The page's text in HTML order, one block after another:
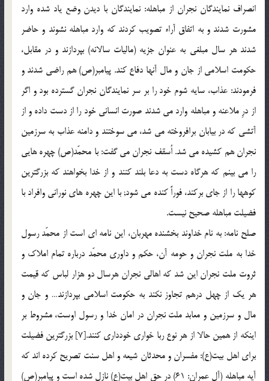
انصراف نمايندگان نجران از مباهله: نمايندگان با ديدن وضع ياد شده وارد
مشورت شدند و به اتفاق آراء تصويب كردند كه وارد مباهله نشوند و حاضر
شدند هر سال مبلغي به عنوان جزيه (ماليات سالانه) بپردازند و در مقابل،
حكومت اسلامي از جان و مال آنها دفاع كند. پيامبر(ص) هم راضي شدند و
فرمودند: عذاب، سايه شوم خود را بر سر نمايندگان نجران گسترده بود و اگر
از درِ ملاعنه و مباهله وارد مي شدند صورت انساني خود را از دست داده و از
آتشي كه در بيابان برافروخته مي شد، مي سوختند و دامنه عذاب به سرزمين
نجران هم كشيده مي شد. اُسقف نجران مي گفت: با محمّد(ص) چهره هايي
را مي بينم كه هرگاه دست به دعا بلند كنند و از خدا بخواهند كه بزرگترين
كوهها را از جاي بركند، فوراً كنده مي شود; با اين چهره هاي نوراني وافراد با
فضيلت مباهله صحيح نيست.
صلح نامه: به نام خداوند بخشنده مهربان، اين نامه اي است از محمّد رسول
خدا به ملت نجران و حومه آن، حكم و داوري محمّد درباره تمام املاك و
ثروت ملت نجران اين شد كه اهالي نجران هرسال دو هزار لباس كه قيمت
هر يك از چهل درهم تجاوز نكند به حكومت اسلامي بپردازند… و جان و
مال و سرزمين و معابد ملت نجران در امان خدا و رسول اوست، مشروط بر
اينكه از همين حالا از هر نوع ربا خواري خودداري كنند.[7] بزرگترين فضيلت
براي اهل بيت(ع): مفسران و محدثان شيعه و اهل سنت تصريح كرده اند كه
آيه مباهله (آل عمران: 61) در حق اهل بيت(ع) نازل شده است و پيامبر(ص)